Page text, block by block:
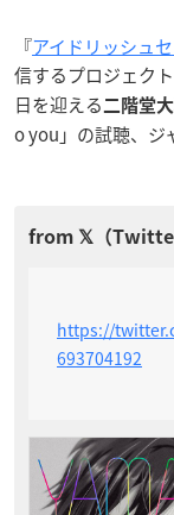
『アイドリッシュ
信するプロジェクト
日を迎える 二階堂
o you」の試聴、ジ
https://
693704192